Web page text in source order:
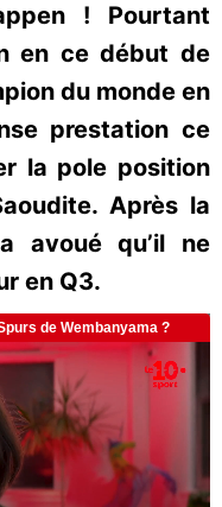
! Pourtant
en ce début de
du monde en
prestation ce
la pole position
Après la
avoué qu’il ne
en Q3.